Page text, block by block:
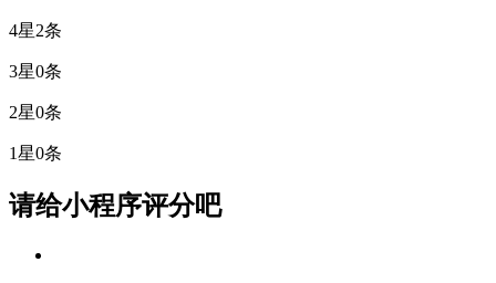
4星2条
3星0条
2星0条
1星0条
请给小程序评分吧